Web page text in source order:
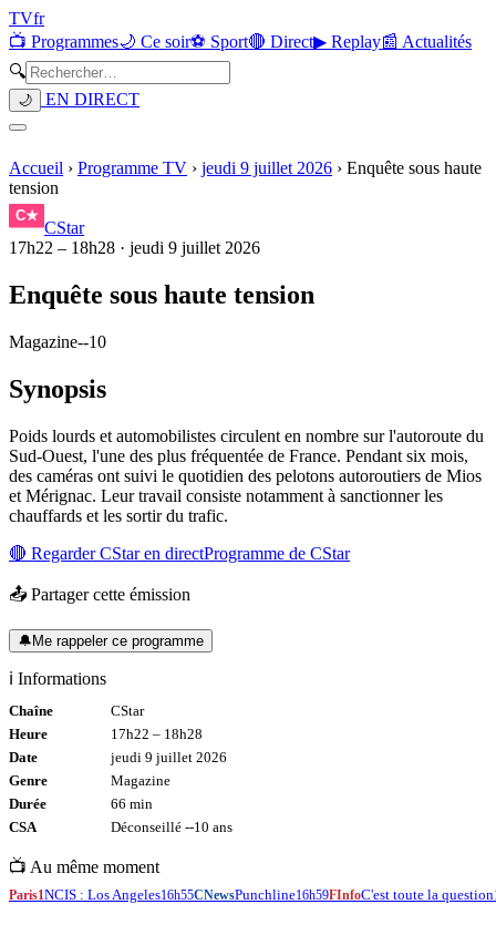
TVfr
📺 Programmes🌙 Ce soir⚽ Sport🔴 Direct▶ Replay📰 Actualités
🔍
🌙 EN DIRECT
Accueil › Programme TV › jeudi 9 juillet 2026 › Enquête sous haute
tension
CStar
17h22 – 18h28 · jeudi 9 juillet 2026
Enquête sous haute tension
Magazine--10
Synopsis
Poids lourds et automobilistes circulent en nombre sur l'autoroute du
Sud-Ouest, l'une des plus fréquentée de France. Pendant six mois,
des caméras ont suivi le quotidien des pelotons autoroutiers de Mios
et Mérignac. Leur travail consiste notamment à sanctionner les
chauffards et les sortir du trafic.
🔴 RegarderCStaren directProgramme de CStar
📤 Partager cette émission
🔔Me rappeler ce programme
ℹ️ Informations
Chaîne
CStar
Heure
17h22 – 18h28
Date
jeudi 9 juillet 2026
Genre
Magazine
Durée
66 min
CSA
Déconseillé --10 ans
📺 Au même moment
Paris1NCIS : Los Angeles16h55CNewsPunchline16h59FInfoC'est toute la question